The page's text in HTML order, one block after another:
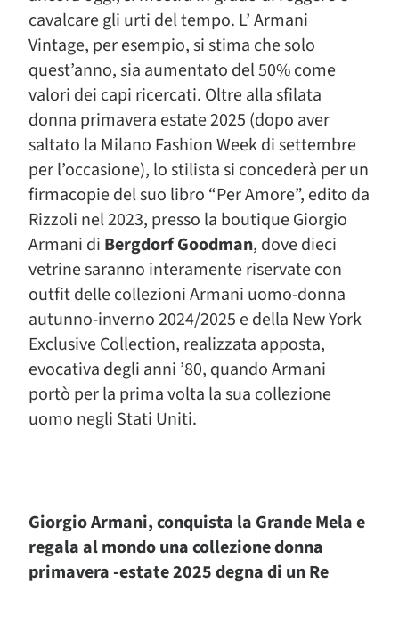
cavalcare gli urti del tempo. L’ Armani
Vintage, per esempio, si stima che solo
quest’anno, sia aumentato del 50% come
valori dei capi ricercati. Oltre alla sfilata
donna primavera estate 2025 (dopo aver
saltato la Milano Fashion Week di settembre
per l’occasione), lo stilista si concederà per un
firmacopie del suo libro “Per Amore”, edito da
Rizzoli nel 2023, presso la boutique Giorgio
Armani di Bergdorf Goodman, dove dieci
vetrine saranno interamente riservate con
outfit delle collezioni Armani uomo-donna
autunno-inverno 2024/2025 e della New York
Exclusive Collection, realizzata apposta,
evocativa degli anni ’80, quando Armani
portò per la prima volta la sua collezione
uomo negli Stati Uniti.
Giorgio Armani, conquista la Grande Mela e
regala al mondo una collezione donna
primavera -estate 2025 degna di un Re